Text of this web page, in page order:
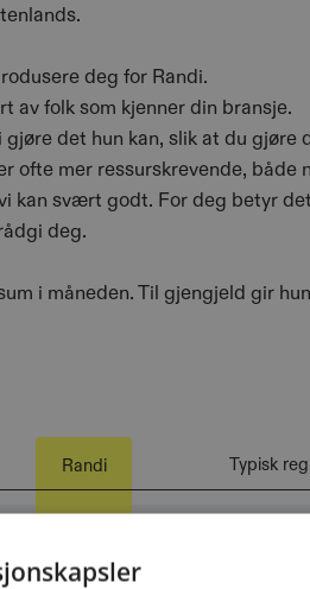
deg for Randi.
av folk som kjenner din bransje.
det hun kan, slik at du gjøre
ofte mer ressurskrevende, både
kan svært godt. For deg betyr
deg.
i måneden. Til gjengjeld gir
Randi Typisk